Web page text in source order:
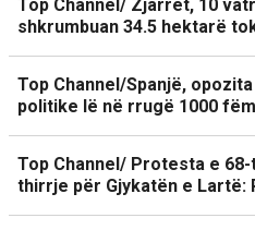
Top Channel/ Zjarret, 10
shkrumbuan 34.5 hektarë
Top Channel/Spanjë,
politike lë në rrugë 1000
Top Channel/ Protesta e
thirrje për Gjykatën e Lartë: